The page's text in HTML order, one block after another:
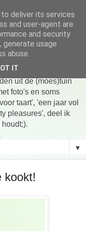
wel vaak te vinden
en om verhalen te
uit favoriete
uit de (moes)tuin
foto's en soms
taart', 'een jaar vol
pleasures', deel ik
▼
kookt!
deliver its services
and user-agent are
and security
usage
abuse.
IT